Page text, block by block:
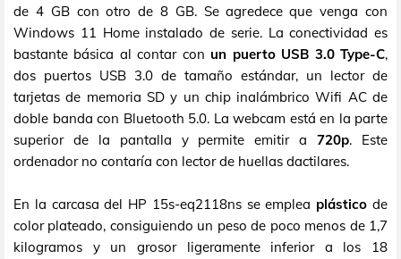
de 4 GB con otro de 8 GB. Se agredece que venga con
Windows 11 Home instalado de serie. La conectividad es
bastante básica al contar con un puerto USB 3.0 Type-C,
dos puertos USB 3.0 de tamaño estándar, un lector de
tarjetas de memoria SD y un chip inalámbrico Wifi AC de
doble banda con Bluetooth 5.0. La webcam está en la parte
superior de la pantalla y permite emitir a720p. Este
ordenador no contaría con lector de huellas dactilares.
En la carcasa del HP 15s-eq2118ns se emplea plástico de
color plateado, consiguiendo un peso de poco menos de 1,7
kilogramos y un grosor ligeramente inferior a los 18